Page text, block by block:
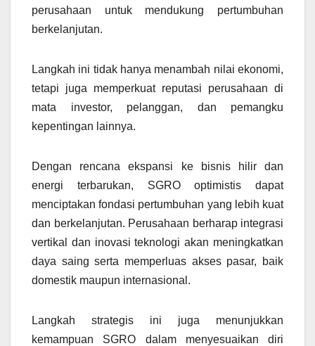
perusahaan untuk mendukung pertumbuhan
berkelanjutan.
Langkah ini tidak hanya menambah nilai ekonomi,
tetapi juga memperkuat reputasi perusahaan di
mata investor, pelanggan, dan pemangku
kepentingan lainnya.
Dengan rencana ekspansi ke bisnis hilir dan
energi terbarukan, SGRO optimistis dapat
menciptakan fondasi pertumbuhan yang lebih kuat
dan berkelanjutan. Perusahaan berharap integrasi
vertikal dan inovasi teknologi akan meningkatkan
daya saing serta memperluas akses pasar, baik
domestik maupun internasional.
Langkah strategis ini juga menunjukkan
kemampuan SGRO dalam menyesuaikan diri